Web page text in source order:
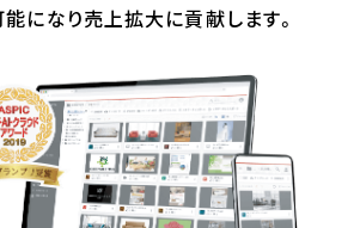
になり売上拡大に貢献します。